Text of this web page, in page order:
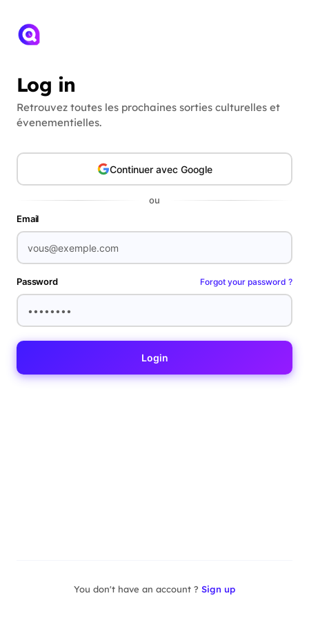
Log in
Retrouvez toutes les prochaines sorties culturelles et
évenementielles.
Continuer avec Google
ou
Email
Password Forgot your password ?
Login
You don't have an account ? Sign up